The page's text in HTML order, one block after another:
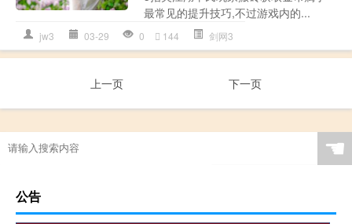
最常见的提升技巧,不过游戏内的...
jw3 03-29 0 144 剑网3
上一页 下一页
☚
公告